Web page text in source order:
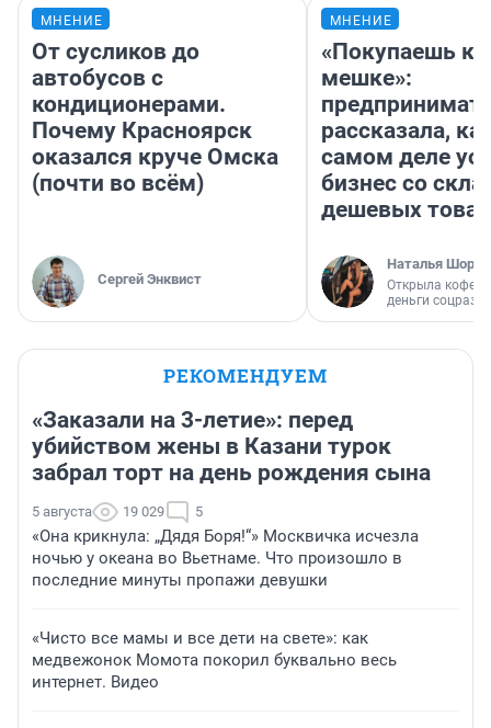
МНЕНИЕ
От сусликов до
автобусов с
кондиционерами.
Почему Красноярск
оказался круче Омска
(почти во всём)
Сергей Энквист
МНЕНИЕ
«Покупаешь
мешке»:
рассказала,
самом деле
бизнес со
дешевых
Наталья
Открыла
деньги
РЕКОМЕНДУЕМ
«Заказали на 3-летие»: перед
убийством жены в Казани турок
забрал торт на день рождения сына
5 августа 19 029 5
«Она крикнула: „Дядя Боря!“» Москвичка исчезла
ночью у океана во Вьетнаме. Что произошло в
последние минуты пропажи девушки
«Чисто все мамы и все дети на свете»: как
медвежонок Момота покорил буквально весь
интернет. Видео